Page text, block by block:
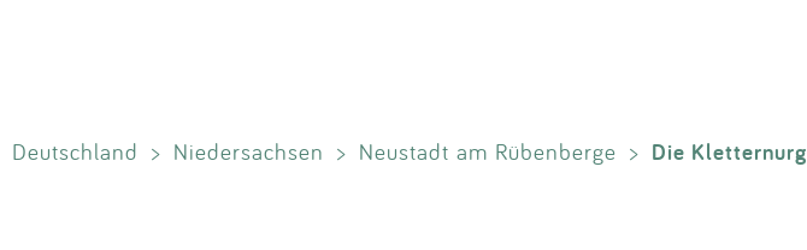
Deutschland > Niedersachsen > Neustadt am Rübenberge > Die Kletternurg